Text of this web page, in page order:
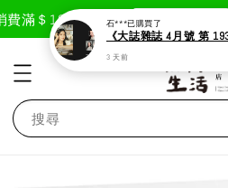
滿＄1800免運費 現在去購物！
搜尋
石***已購買了
3 天前